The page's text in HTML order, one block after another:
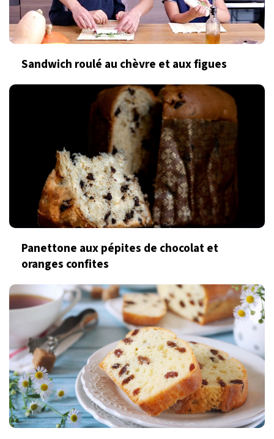
Sandwich roulé au chèvre et aux figues
Panettone aux pépites de chocolat et
oranges confites